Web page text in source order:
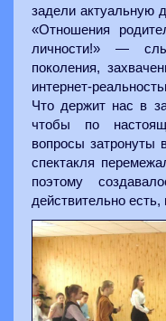
задели актуальную
«Отношения
личности!» —
поколения,
интернет-
Что держит нас в
чтобы по
вопросы затронуты
спектакля
поэтому
действительно